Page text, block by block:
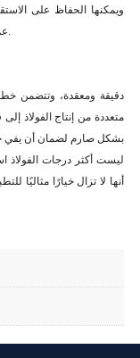
ويمكنها الحفاظ على
عمليات آبار النفط والغاز ذات الضغط المتوسط والمنخفض.
متعددة من إنتاج الفولاذ
بشكل صارم لضمان أن يفي خط
أنها لا تزال خيارًا مثاليًا